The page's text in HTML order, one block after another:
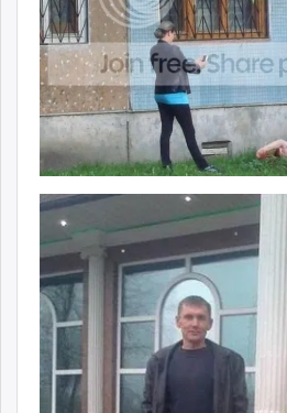
ikon.mn
mnb.mn
Livetv.mn
Eguur.mn
24tsag.mn
shuud.mn
eagle.mn
ergelt.mn
zarig.mn
today.mn
zuv.mn
mminfo.mn
ugluu.mn
urlag.mn
unen.mn